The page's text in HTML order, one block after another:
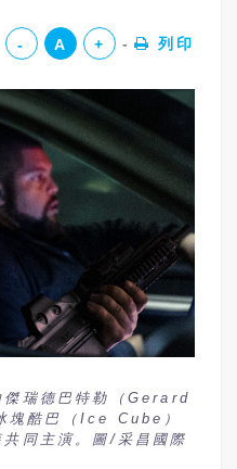
- A + 列印
傑瑞德巴特勒（Gerard
塊酷巴（Ice Cube）
同主演。圖/采昌國際